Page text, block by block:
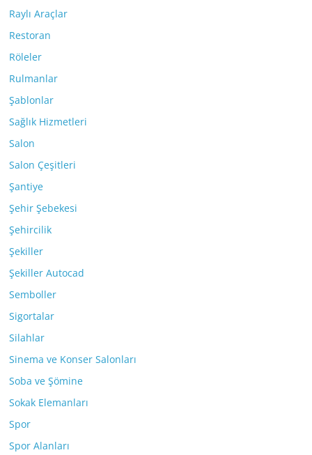
Raylı Araçlar
Restoran
Röleler
Rulmanlar
Şablonlar
Sağlık Hizmetleri
Salon
Salon Çeşitleri
Şantiye
Şehir Şebekesi
Şehircilik
Şekiller
Şekiller Autocad
Semboller
Sigortalar
Silahlar
Sinema ve Konser Salonları
Soba ve Şömine
Sokak Elemanları
Spor
Spor Alanları